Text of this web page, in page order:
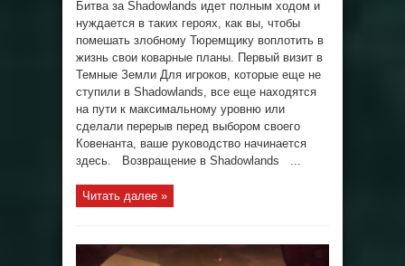
Битва за Shadowlands идет полным ходом и
нуждается в таких героях, как вы, чтобы
помешать злобному Тюремщику воплотить в
жизнь свои коварные планы. Первый визит в
Темные Земли Для игроков, которые еще не
ступили в Shadowlands, все еще находятся
на пути к максимальному уровню или
сделали перерыв перед выбором своего
Ковенанта, ваше руководство начинается
здесь. Возвращение в Shadowlands ...
Читать далее »